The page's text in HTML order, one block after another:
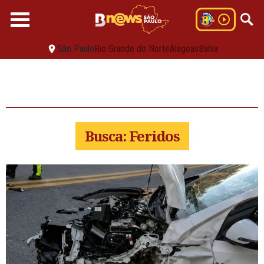
São PauloRio Grande do NorteAlagoasBahia
Busca: Feridos